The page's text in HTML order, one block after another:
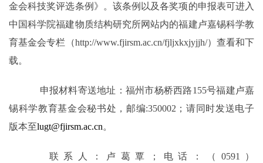
金会科技奖评选条例》。该条例以及各奖项的申报表可进入
中国科学院福建物质结构研究所网站内的福建卢嘉锡科学教
育基金会专栏（http://www.fjirsm.ac.cn/fjljxkxjyjjh/）查看和下
载。
申报材料寄送地址：福州市杨桥西路155号福建卢嘉
锡科学教育基金会秘书处，邮编:350002 ；请同时发送电子
版本至lugt@fjirsm.ac.cn。
联系人：卢葛覃；电话：（ 0591
）